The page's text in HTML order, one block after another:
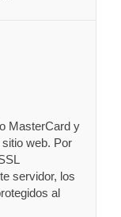
MasterCard y
web. Por
servidor, los
al